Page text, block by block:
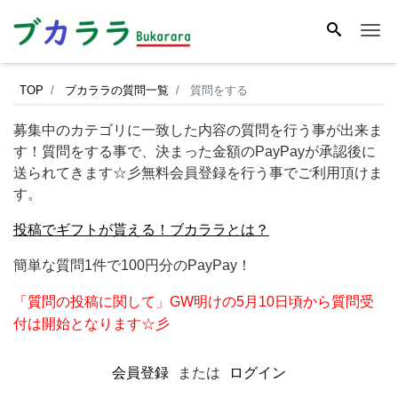
TOP ブカララの質問一覧 質問をする
募集中のカテゴリに一致した内容の質問を行う事が出来ま
す！質問をする事で、決まった金額のPayPayが承認後に
送られてきます☆彡無料会員登録を行う事でご利用頂けま
す。
投稿でギフトが貰える！ブカララとは？
簡単な質問1件で100円分のPayPay！
「質問の投稿に関して」GW明けの5月10日頃から質問受
付は開始となります☆彡
会員登録 または ログイン